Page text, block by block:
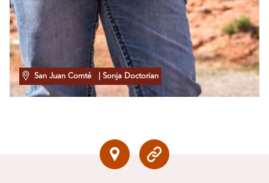
San Juan Comté | Sonja Doctorian